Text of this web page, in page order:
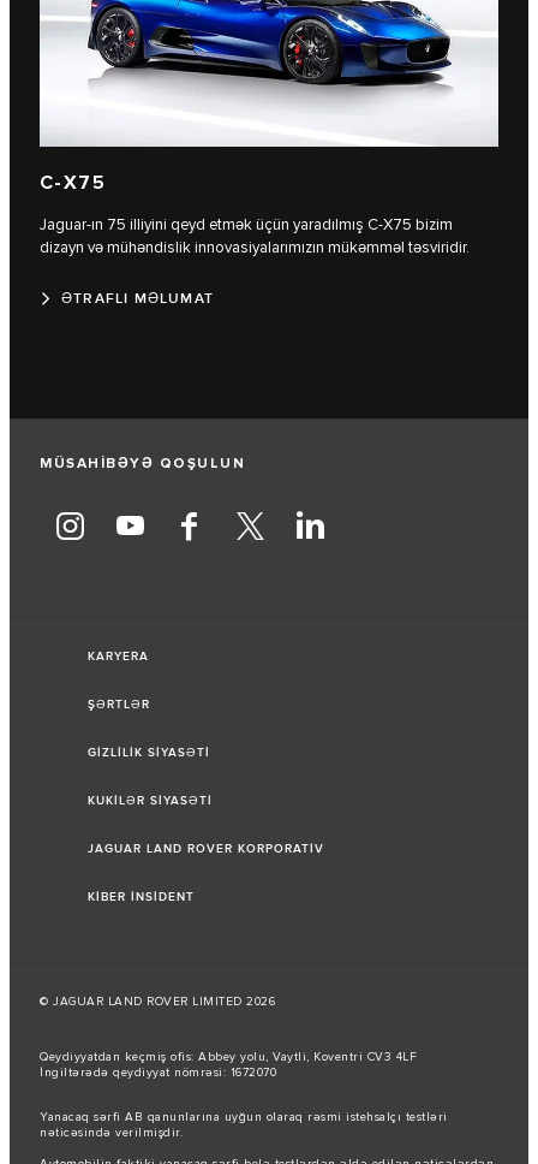
C‑X75
Jaguar-ın 75 illiyini qeyd etmək üçün yaradılmış C‑X75 bizim
dizayn və mühəndislik innovasiyalarımızın mükəmməl təsviridir.
ƏTRAFLI MƏLUMAT
MÜSAHİBƏYƏ QOŞULUN
KARYERA
ŞƏRTLƏR
GİZLİLİK SİYASƏTİ
KUKİLƏR SİYASƏTİ
JAGUAR LAND ROVER KORPORATİV
KİBER İNSİDENT
© JAGUAR LAND ROVER LIMITED 2026
Qeydiyyatdan keçmiş ofis: Abbey yolu, Vaytli, Koventri CV3 4LF
İngiltərədə qeydiyyat nömrəsi: 1672070
Yanacaq sərfi AB qanunlarına uyğun olaraq rəsmi istehsalçı testləri
nəticəsində verilmişdir.